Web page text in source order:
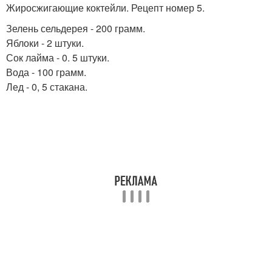
Жиросжигающие коктейли. Рецепт номер 5.
Зелень сельдерея - 200 грамм.
Яблоки - 2 штуки.
Сок лайма - 0. 5 штуки.
Вода - 100 грамм.
Лед - 0, 5 стакана.